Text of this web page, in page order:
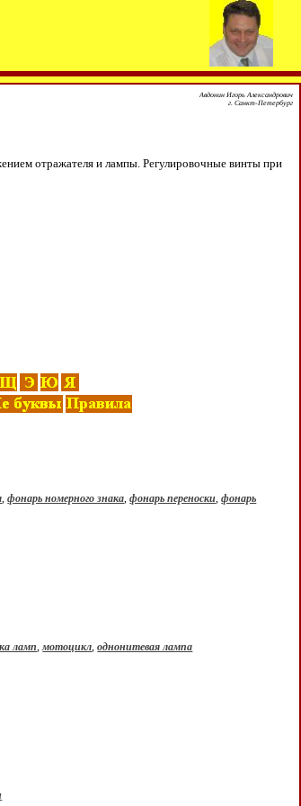
Авдонин Игорь Александрович
г. Санкт-Петербург
отражателя и лампы. Регулировочные винты при
,фонарь номерного знака,фонарь переноски,фонарь
ламп,мотоцикл,однонитевая лампа